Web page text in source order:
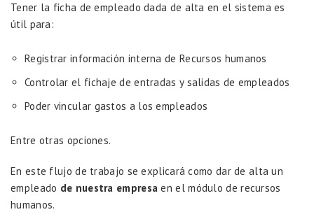
Tener la ficha de empleado dada de alta en el sistema es
útil para:
Registrar información interna de Recursos humanos
Controlar el fichaje de entradas y salidas de empleados
Poder vincular gastos a los empleados
Entre otras opciones.
En este flujo de trabajo se explicará como dar de alta un
empleado de nuestra empresa en el módulo de recursos
humanos.